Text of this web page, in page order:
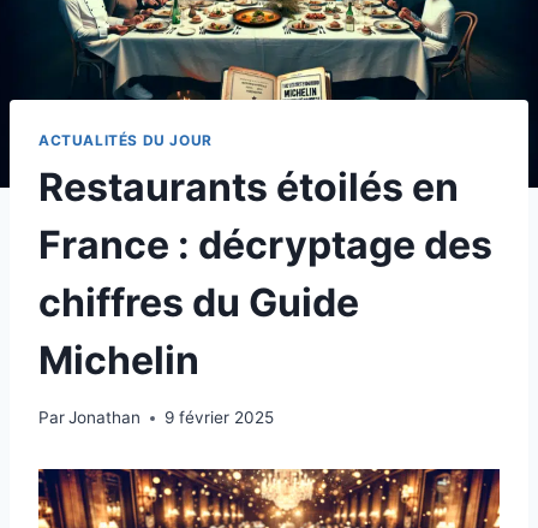
ACTUALITÉS DU JOUR
Restaurants étoilés en
France : décryptage des
chiffres du Guide
Michelin
ParJonathan 9 février 2025